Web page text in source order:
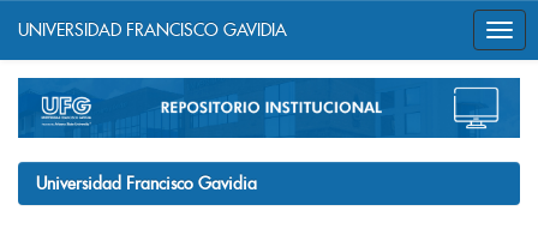
navigation
UNIVERSIDAD FRANCISCO GAVIDIA
Universidad Francisco Gavidia